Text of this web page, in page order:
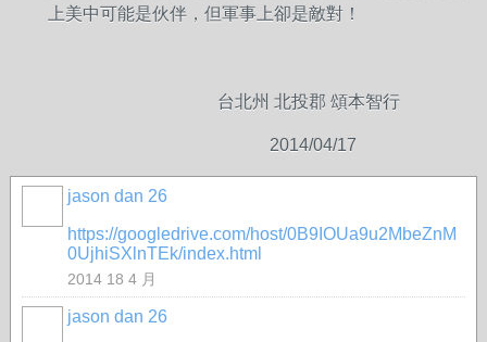
上美中可能是伙伴，但軍事上卻是敵對！
台北州 北投郡 頌本智行
2014/04/17
jason dan 26
https://googledrive.com/host/0B9IOUa9u2MbeZnM
0UjhiSXlnTEk/index.html
2014 18 4 月
jason dan 26